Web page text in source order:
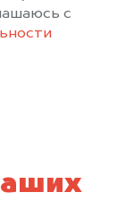
с